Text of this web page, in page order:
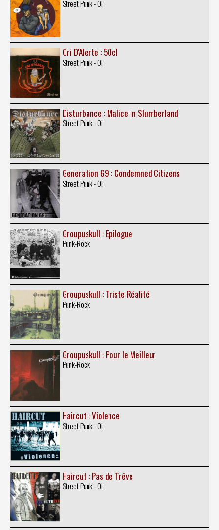
Street Punk - Oi
Cri D'Alerte : 50cl
Street Punk - Oi
Disturbance : Malice in Slumberland
Street Punk - Oi
Generation 69 : Condemned Citizens
Street Punk - Oi
Groupuskull : Epilogue
Punk-Rock
Groupuskull : Triste Réalité
Punk-Rock
Groupuskull : Pour le Meilleur
Punk-Rock
Haircut : Violence
Street Punk - Oi
Haircut : Pas de Trêve
Street Punk - Oi